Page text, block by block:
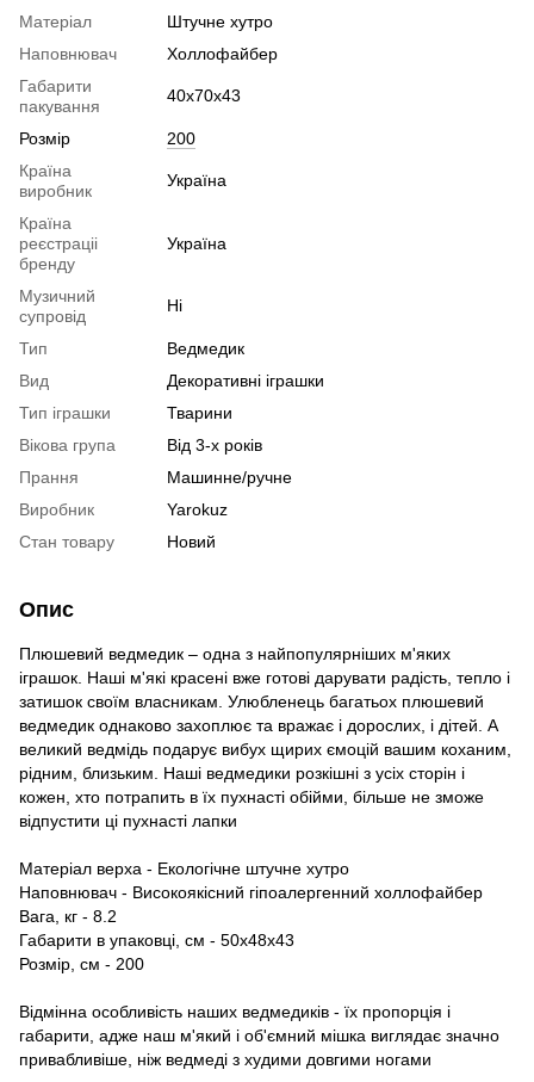
Матеріал
Штучне хутро
Наповнювач
Холлофайбер
Габарити
пакування
40х70х43
Розмір
200
Країна
виробник
Україна
Країна
реєстраціі
бренду
Україна
Музичний
супровід
Ні
Тип
Ведмедик
Вид
Декоративні іграшки
Тип іграшки
Тварини
Вікова група
Від 3-х років
Прання
Машинне/ручне
Виробник
Yarokuz
Стан товару
Новий
Опис
Плюшевий ведмедик – одна з найпопулярніших м'яких
іграшок. Наші м'які красені вже готові дарувати радість, тепло і
затишок своїм власникам. Улюбленець багатьох плюшевий
ведмедик однаково захоплює та вражає і дорослих, і дітей. А
великий ведмідь подарує вибух щирих ємоцій вашим коханим,
рідним, близьким. Наші ведмедики розкішні з усіх сторін і
кожен, хто потрапить в їх пухнасті обійми, більше не зможе
відпустити ці пухнасті лапки
Матеріал верха - Екологічне штучне хутро
Наповнювач - Високоякісний гіпоалергенний холлофайбер
Вага, кг - 8.2
Габарити в упаковці, см - 50х48х43
Розмір, см - 200
Відмінна особливість наших ведмедиків - їх пропорція і
габарити, адже наш м'який і об'ємний мішка виглядає значно
привабливіше, ніж ведмеді з худими довгими ногами